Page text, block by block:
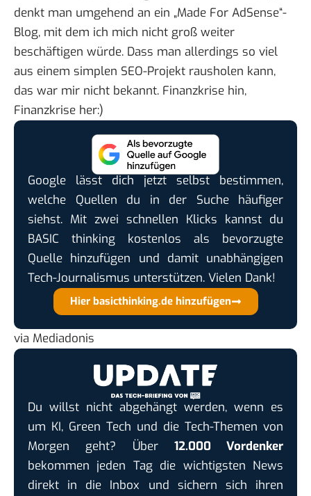
denkt man umgehend an ein „Made For AdSense“-
Blog, mit dem ich mich nicht groß weiter
beschäftigen würde. Dass man allerdings so viel
aus einem simplen SEO-Projekt rausholen kann,
das war mir nicht bekannt. Finanzkrise hin,
Finanzkrise her:)
Google lässt dich jetzt selbst bestimmen,
welche Quellen du in der Suche häufiger
siehst. Mit zwei schnellen Klicks kannst du
BASIC thinking kostenlos als bevorzugte
Quelle hinzufügen und damit unabhängigen
Tech-Journalismus unterstützen. Vielen Dank!
Hier basicthinking.de hinzufügen
via Mediadonis
Du willst nicht abgehängt werden, wenn es
um KI, Green Tech und die Tech-Themen von
Morgen geht? Über 12.000 Vordenker
bekommen jeden Tag die wichtigsten News
direkt in die Inbox und sichern sich ihren